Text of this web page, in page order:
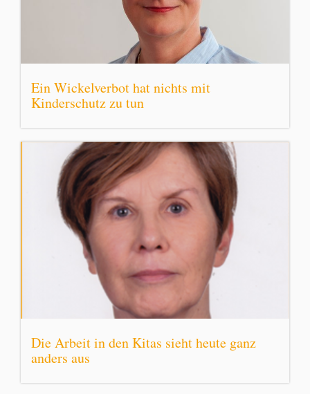
Ein Wickelverbot hat nichts mit
Kinderschutz zu tun
Die Arbeit in den Kitas sieht heute ganz
anders aus